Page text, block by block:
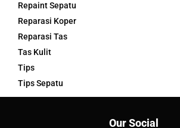
Repaint Sepatu
Reparasi Koper
Reparasi Tas
Tas Kulit
Tips
Tips Sepatu
Our Social